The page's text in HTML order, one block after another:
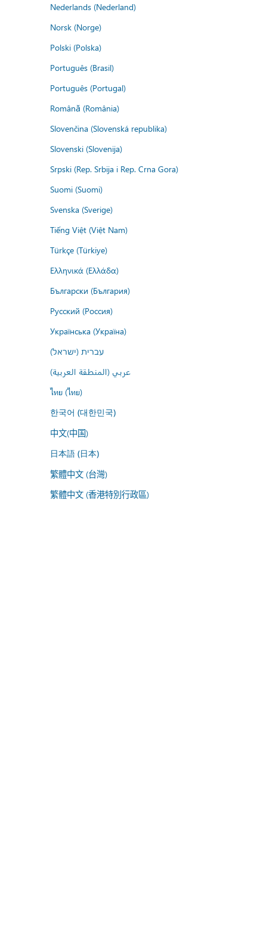
Nederlands (Nederland)
Norsk (Norge)
Polski (Polska)
Português (Brasil)
Português (Portugal)
Română (România)
Slovenčina (Slovenská republika)
Slovenski (Slovenija)
Srpski (Rep. Srbija i Rep. Crna Gora)
Suomi (Suomi)
Svenska (Sverige)
Tiếng Việt (Việt Nam)
Türkçe (Türkiye)
Ελληνικά (Ελλάδα)
Български (България)
Русский (Россия)
Українська (Україна)
עברית (ישראל)
عربي (المنطقة العربية)
ไทย (ไทย)
한국어 (대한민국)
中文(中国)
日本語 (日本)
繁體中文 (台灣)
繁體中文 (香港特別行政區)